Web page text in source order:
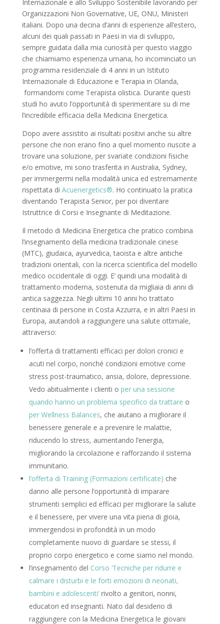
Internazionale e allo Sviluppo Sostenibile lavorando per
Organizzazioni Non Governative, UE, ONU, Ministeri
italiani. Dopo una decina d’anni di esperienze all’estero,
alcuni dei quali passati in Paesi in via di sviluppo,
sempre guidata dalla mia curiosità per questo viaggio
che chiamiamo esperienza umana, ho incominciato un
programma residenziale di 4 anni in un Istituto
Internazionale di Educazione e Terapia in Olanda,
formandomi come Terapista olistica. Durante questi
studi ho avuto l’opportunità di sperimentare su di me
l’incredibile efficacia della Medicina Energetica.
Dopo avere assistito ai risultati positivi anche su altre
persone che non erano fino a quel momento riuscite a
trovare una soluzione, per svariate condizioni fisiche
e/o emotive, mi sono trasferita in Australia, Sydney,
per immergermi nella modalità unica ed estremamente
rispettata di Acuenergetics®. Ho continuato la pratica
diventando Terapista Senior, per poi diventare
Istruttrice di Corsi e Insegnante di Meditazione.
Il metodo di Medicina Energetica che pratico combina
l’insegnamento della medicina tradizionale cinese
(MTC), giudaica, ayurvedica, taoista e altre antiche
tradizioni orientali, con la ricerca scientifica del modello
medico occidentale di oggi. E’ quindi una modalità di
trattamento moderna, sostenuta da migliaia di anni di
antica saggezza. Negli ultimi 10 anni ho trattato
centinaia di persone in Costa Azzurra, e in altri Paesi in
Europa, aiutandoli a raggiungere una salute ottimale,
attraverso:
l’offerta di trattamenti efficaci per dolori cronici e
acuti nel corpo, nonché condizioni emotive come
stress post-traumatico, ansia, dolore, depressione.
Vedo abitualmente i clienti o per una sessione
quando hanno un problema specifico da trattare o
per Wellness Balances, che aiutano a migliorare il
benessere generale e a prevenire le malattie,
riducendo lo stress, aumentando l’energia,
migliorando la circolazione e rafforzando il sistema
immunitario.
l’offerta di Training (Formazioni certificate) che
danno alle persone l’opportunità di imparare
strumenti semplici ed efficaci per migliorare la salute
e il benessere, per vivere una vita piena di gioia,
immergendosi in profondità in un modo
completamente nuovo di guardare se stessi, il
proprio corpo energetico e come siamo nel mondo.
l’insegnamento del Corso ‘Tecniche per ridurre e
calmare i disturbi e le forti emozioni di neonati,
bambini e adolescenti’rivolto a genitori, nonni,
educatori ed insegnanti. Nato dal desiderio di
raggiungere con la Medicina Energetica le giovani